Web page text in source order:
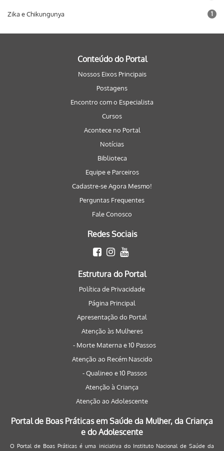
Zika e Chikungunya 1
Conteúdo do Portal
Nossos Eixos Principais
Postagens
Encontro com o Especialista
Cursos
Acontece no Portal
Notícias
Biblioteca
Equipe e Parceiros
Cadastre-se Agora Mesmo!
Perguntas Frequentes
Fale Conosco
Redes Sociais
Estrutura do Portal
Política de Privacidade
Página Principal
Apresentação do Portal
Atenção às Mulheres
- Morte Materna e 10 Passos
Atenção ao Recém Nascido
- Qualineo e 10 Passos
Atenção à Criança
Atenção ao Adolescente
Portal de Boas Práticas em Saúde da Mulher, da Criança
e do Adolescente
O Portal de Boas Práticas é uma iniciativa do Instituto Nacional de Saúde da